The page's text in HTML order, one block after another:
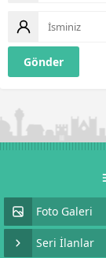
Foto Galeri
Seri İlanlar